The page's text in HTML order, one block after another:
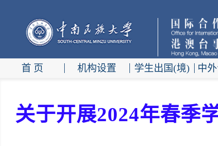
首 页 机构设置 学生出国(境) 中
关于开展2024年春季